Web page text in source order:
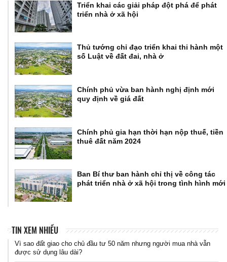
Triển khai các giải pháp đột phá để phát
triển nhà ở xã hội
Thủ tướng chỉ đạo triển khai thi hành một
số Luật về đất đai, nhà ở
Chính phủ vừa ban hành nghị định mới
quy định về giá đất
Chính phủ gia hạn thời hạn nộp thuế, tiền
thuê đất năm 2024
Ban Bí thư ban hành chỉ thị về công tác
phát triển nhà ở xã hội trong tình hình mới
TIN XEM NHIỀU
Vì sao đất giao cho chủ đầu tư 50 năm nhưng người mua nhà vẫn
được sử dụng lâu dài?